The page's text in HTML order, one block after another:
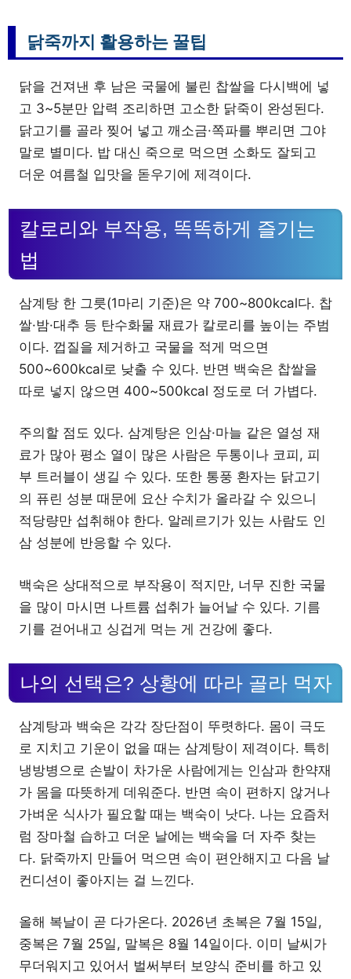
닭죽까지 활용하는 꿀팁
닭을 건져낸 후 남은 국물에 불린 찹쌀을 다시백에 넣
고 3~5분만 압력 조리하면 고소한 닭죽이 완성된다.
닭고기를 골라 찢어 넣고 깨소금·쪽파를 뿌리면 그야
말로 별미다. 밥 대신 죽으로 먹으면 소화도 잘되고
더운 여름철 입맛을 돋우기에 제격이다.
칼로리와 부작용, 똑똑하게 즐기는
법
삼계탕 한 그릇(1마리 기준)은 약 700~800kcal다. 찹
쌀·밤·대추 등 탄수화물 재료가 칼로리를 높이는 주범
이다. 껍질을 제거하고 국물을 적게 먹으면
500~600kcal로 낮출 수 있다. 반면 백숙은 찹쌀을
따로 넣지 않으면 400~500kcal 정도로 더 가볍다.
주의할 점도 있다. 삼계탕은 인삼·마늘 같은 열성 재
료가 많아 평소 열이 많은 사람은 두통이나 코피, 피
부 트러블이 생길 수 있다. 또한 통풍 환자는 닭고기
의 퓨린 성분 때문에 요산 수치가 올라갈 수 있으니
적당량만 섭취해야 한다. 알레르기가 있는 사람도 인
삼 성분에 반응할 수 있다.
백숙은 상대적으로 부작용이 적지만, 너무 진한 국물
을 많이 마시면 나트륨 섭취가 늘어날 수 있다. 기름
기를 걷어내고 싱겁게 먹는 게 건강에 좋다.
나의 선택은? 상황에 따라 골라 먹자
삼계탕과 백숙은 각각 장단점이 뚜렷하다. 몸이 극도
로 지치고 기운이 없을 때는 삼계탕이 제격이다. 특히
냉방병으로 손발이 차가운 사람에게는 인삼과 한약재
가 몸을 따뜻하게 데워준다. 반면 속이 편하지 않거나
가벼운 식사가 필요할 때는 백숙이 낫다. 나는 요즘처
럼 장마철 습하고 더운 날에는 백숙을 더 자주 찾는
다. 닭죽까지 만들어 먹으면 속이 편안해지고 다음 날
컨디션이 좋아지는 걸 느낀다.
올해 복날이 곧 다가온다. 2026년 초복은 7월 15일,
중복은 7월 25일, 말복은 8월 14일이다. 이미 날씨가
무더워지고 있어서 벌써부터 보양식 준비를 하고 있